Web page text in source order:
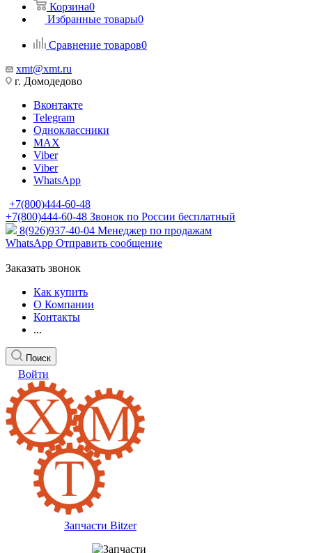
Корзина0
Избранные товары0
Сравнение товаров0
xmt@xmt.ru
г. Домодедово
Вконтакте
Telegram
Одноклассники
MAX
Viber
Viber
WhatsApp
+7(800)444-60-48
+7(800)444-60-48 Звонок по России бесплатный
8(926)937-40-04 Менеджер по продажам
WhatsApp Отправить сообщение
Заказать звонок
Как купить
О Компании
Контакты
...
Поиск
Войти
Запчасти Bitzer